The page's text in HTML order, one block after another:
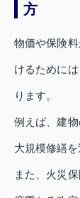
方
物価や保険
けるために
ります。
例えば、建
大規模修繕
また、火災